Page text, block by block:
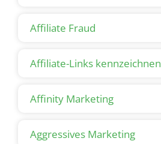
Affiliate Fraud
Affiliate-Links kennzeichnen
Affinity Marketing
Aggressives Marketing